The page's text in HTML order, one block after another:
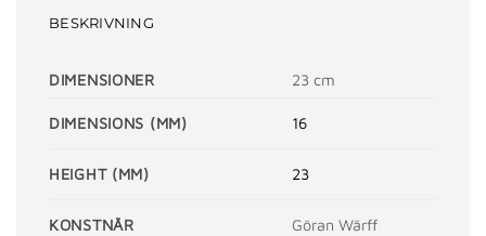
BESKRIVNING
DIMENSIONER 23 cm
DIMENSIONS (MM) 16
HEIGHT (MM) 23
KONSTNÄR Göran Wärff